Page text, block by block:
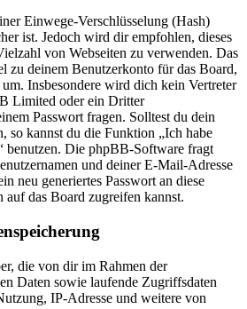
Einwege-Verschlüsselung (Hash)
ist. Jedoch wird dir empfohlen, dieses
von Webseiten zu verwenden. Das
zu deinem Benutzerkonto für das Board,
Insbesondere wird dich kein Vertreter
Limited oder ein Dritter
Passwort fragen. Solltest du dein
so kannst du die Funktion „Ich habe
benutzen. Die phpBB-Software fragt
und deiner E-Mail-Adresse
neu generiertes Passwort an diese
auf das Board zugreifen kannst.
die von dir im Rahmen der
Daten sowie laufende Zugriffsdaten
IP-Adresse und weitere von